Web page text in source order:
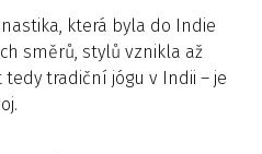
která byla do Indie
směrů, stylů vznikla až
tradiční jógu v Indii – je